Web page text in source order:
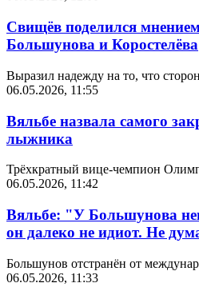
Свищёв поделился
Большунова и Коростелёва
Выразил надежду на то, что
06.05.2026, 11:55
Вяльбе назвала самого
лыжника
Трёхкратный вице-чемпион
06.05.2026, 11:42
Вяльбе: "У Большунова
он далеко не идиот. Не
Большунов отстранён от
06.05.2026, 11:33